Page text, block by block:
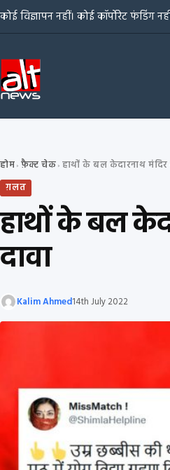
Skip to content
कोई विज्ञापन नहीं। कोई कॉर्पोरेट फंडिंग
होम› फ़ैक्ट चेक›
ग़लत
हाथों के बल
दावा
Kalim Ahmed14th July 2022